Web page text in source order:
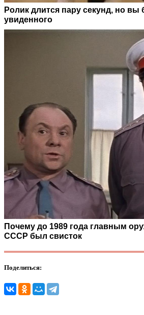
Ролик длится пару секунд, но вы
увиденного
Почему до 1989 года главным
СССР был свисток
Поделиться: